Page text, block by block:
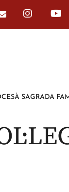
SAGRADA